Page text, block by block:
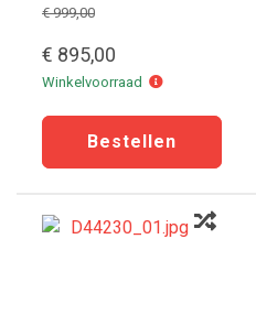
€ 999,00
€ 895,00
Winkelvoorraad Winkelvoorraad